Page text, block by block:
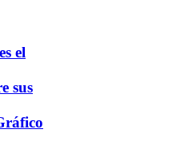
el
sus